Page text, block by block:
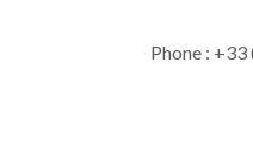
Phone :